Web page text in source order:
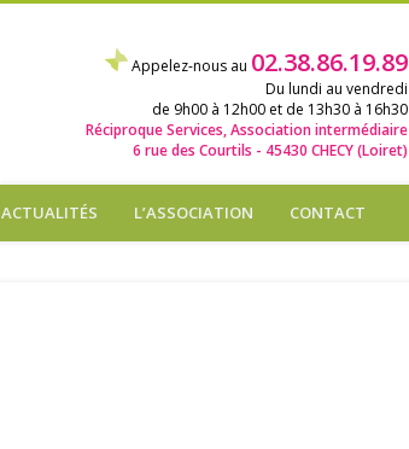
ACTUALITÉS L’ASSOCIATION CONTACT
Appelez-nous au 02.38.86.19.89
Du lundi au vendredi
de 9h00 à 12h00 et de 13h30 à 16h30
Réciproque Services, Association intermédiaire
6 rue des Courtils - 45430 CHECY (Loiret)